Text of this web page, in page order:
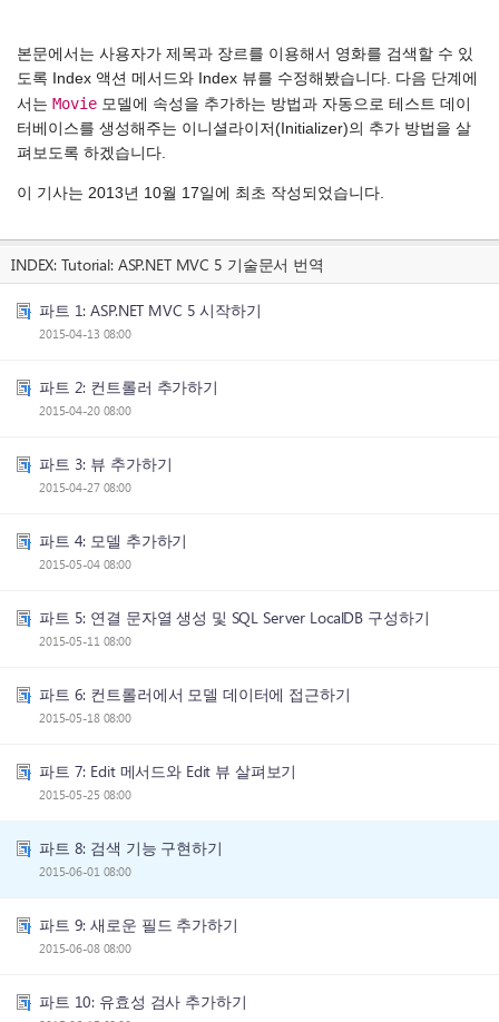
본문에서는 사용자가 제목과 장르를 이용해서 영화를 검색할 수 있
도록 Index 액션 메서드와 Index 뷰를 수정해봤습니다. 다음 단계에
서는 Movie 모델에 속성을 추가하는 방법과 자동으로 테스트 데이
터베이스를 생성해주는 이니셜라이저(Initializer)의 추가 방법을 살
펴보도록 하겠습니다.
이 기사는 2013년 10월 17일에 최초 작성되었습니다.
INDEX:Tutorial: ASP.NET MVC 5 기술문서 번역
파트 1: ASP.NET MVC 5 시작하기
2015-04-13 08:00
파트 2: 컨트롤러 추가하기
2015-04-20 08:00
파트 3: 뷰 추가하기
2015-04-27 08:00
파트 4: 모델 추가하기
2015-05-04 08:00
파트 5: 연결 문자열 생성 및 SQL Server LocalDB 구성하기
2015-05-11 08:00
파트 6: 컨트롤러에서 모델 데이터에 접근하기
2015-05-18 08:00
파트 7: Edit 메서드와 Edit 뷰 살펴보기
2015-05-25 08:00
파트 8: 검색 기능 구현하기
2015-06-01 08:00
파트 9: 새로운 필드 추가하기
2015-06-08 08:00
파트 10: 유효성 검사 추가하기